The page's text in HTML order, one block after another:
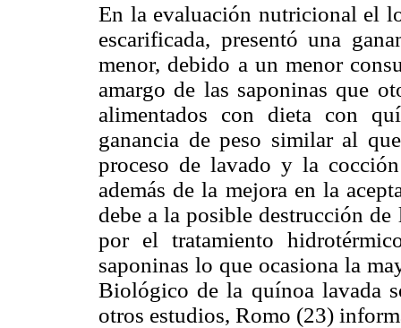
En la evaluación nutricional el
escarificada, presentó una
menor, debido a un menor
amargo de las saponinas que
alimentados con dieta con
ganancia de peso similar al
proceso de lavado y la
además de la mejora en la
debe a la posible destrucción
por el tratamiento
saponinas lo que ocasiona la
Biológico de la quínoa lavada
otros estudios, Romo (23)